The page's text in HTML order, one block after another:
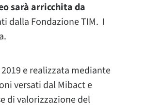
sarà arricchita da
dalla Fondazione TIM. I
e realizzata mediante
versati dal Mibact e
di valorizzazione del